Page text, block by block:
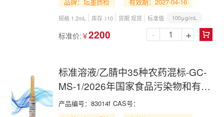
规格 1.2mL 库存 ≥10 货期 现货 标准值 100μg/mL
标准价: ￥2200 
- +
标准溶液/乙腈中35种农药混标-GC-
MS-1/2026年国家食品污染物和有害
因素风险监测工作手册 第四节(一)-
GC-MS
产品编号： 83014f CAS号：